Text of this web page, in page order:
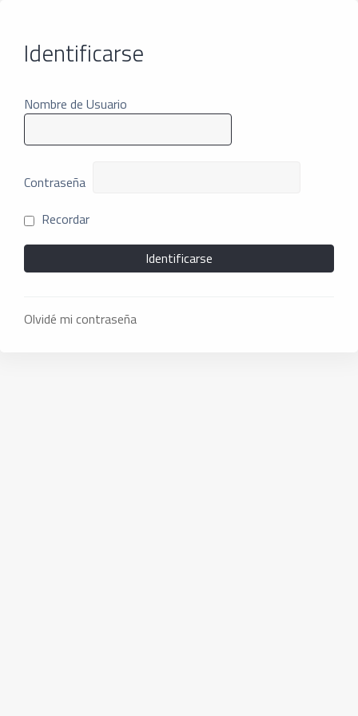
Identificarse
Nombre de Usuario
Contraseña
Recordar
Olvidé mi contraseña